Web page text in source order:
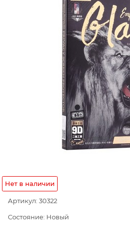
Нет в наличии
Артикул: 30322
Состояние: Новый